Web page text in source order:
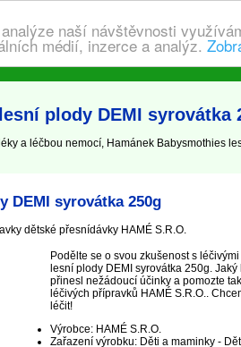
naší návštěvnosti
médií, inzerce a analýz.
plody DEMI syrovátka
a léčbou nemocí, Hamánek Babysmothies
DEMI syrovátka 250g
dětské přesnídávky HAMÉ S.R.O.
Podělte se o svou zkušenost s
lesní plody DEMI syrovátka 250g.
přinesl nežádoucí účinky a pomozte
léčivých přípravků HAMÉ S.R.O..
léčit!
Výrobce: HAMÉ S.R.O.
Zařazení výrobku: Děti a maminky -